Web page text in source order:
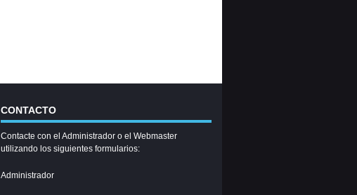
CONTACTO
Contacte con el Administrador o el Webmaster
utilizando los siguientes formularios:
Administrador